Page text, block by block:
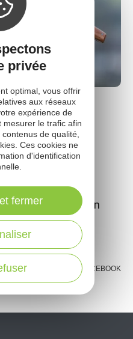
authentique
fabriqué à la main
MESSENGER FACEBOOK
privée
optimal, vous offrir
aux réseaux
expérience de
mesurer le trafic afin
de qualité,
Ces cookies ne
d'identification
fermer